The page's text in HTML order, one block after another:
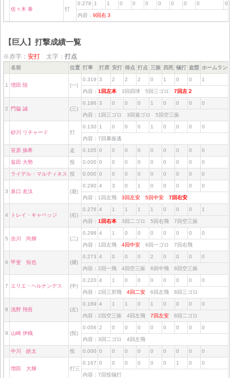
佐々木 泰 打
0.278 1 1 0 0 0 0 0 0 0 0
内容： 9回右３
【巨人】打撃成績一覧
※赤字： 安打 太字： 打点
名前 位置 打率 打席 安打 得点 打点 三振 四死 犠打 盗塁 ホームラン
1 増田 陸 (一)
0.319 3 2 2 2 0 1 0 0 1
内容： 1回左本 3回四球 5回三ゴロ 7回左２
2 門脇 誠 (三)
0.186 3 0 0 0 1 0 0 0 0
内容：1回三ゴロ 3回遊ゴロ 5回空三振
砂川 リチャード 打
0.130 1 0 0 0 1 0 0 0 0
内容：7回暴振逃
笹原 操希 走 0.105 0 0 0 0 0 0 0 0 0
翁田 大勢 投 0.000 0 0 0 0 0 0 0 0 0
ライデル・マルティネス 投 0.000 0 0 0 0 0 0 0 0 0
3 泉口 友汰 (遊)
0.290 4 3 0 1 0 0 0 0 0
内容：1回左飛 3回左安 5回中安 7回右安
4 トレイ・キャベッジ (右)
0.276 4 1 1 1 1 0 0 0 1
内容： 1回右本 3回二ゴロ 5回右飛 7回空三振
5 吉川 尚輝 (二)
0.298 4 1 0 0 0 0 0 0 0
内容：1回左飛 4回中安 6回一ゴロ 7回右飛
6 甲斐 拓也 (捕)
0.273 4 0 0 0 2 0 0 0 0
内容：2回一飛 4回空三振 6回中飛 8回空三振
7 エリエ・ヘルナンデス (中)
0.220 4 1 0 0 0 0 0 0 0
内容：2回三邪飛 4回二安 6回左飛 8回三ゴロ
8 浅野 翔吾 (左)
0.189 4 1 1 0 1 0 0 0 0
内容：2回空三振 4回左飛 7回左安 8回二ゴロ
9 山崎 伊織 (投)
0.056 2 0 0 0 0 0 0 0 0
内容：3回二ゴロ 4回左飛
中川 皓太 投 0.000 0 0 0 0 0 0 0 0 0
増田 大輝 打三
0.167 0 0 0 0 0 0 1 0 0
内容：7回投犠打